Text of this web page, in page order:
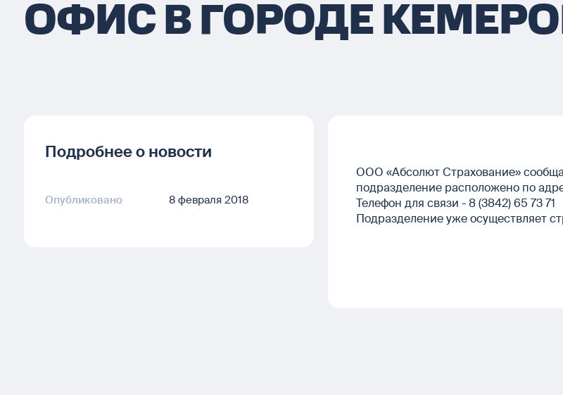
ОФИС В ГОРОДЕ
Подробнее о новости
Опубликовано 8 февраля 2018
ООО «Абсолют Страхование»
подразделение расположено по
Телефон для связи - 8 (3842) 65 73 71
Подразделение уже осуществляет